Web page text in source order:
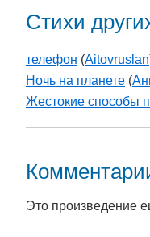
Стихи
телефон (Aitovruslan
Ночь на планете (
Жестокие способы
Это произведение